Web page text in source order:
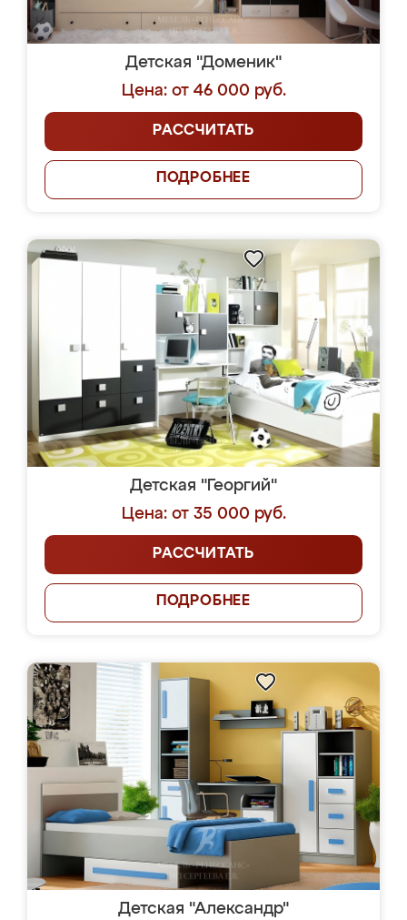
Детская "Доменик"
Цена: от 46 000 руб.
РАССЧИТАТЬ
ПОДРОБНЕЕ
Детская "Георгий"
Цена: от 35 000 руб.
РАССЧИТАТЬ
ПОДРОБНЕЕ
Детская "Александр"